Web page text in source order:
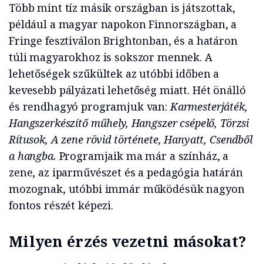
Több mint tíz másik országban is játszottak,
például a magyar napokon Finnországban, a
Fringe fesztiválon Brightonban, és a határon
túli magyarokhoz is sokszor mennek. A
lehetőségek szűkültek az utóbbi időben a
kevesebb pályázati lehetőség miatt. Hét önálló
és rendhagyó programjuk van: Karmesterjáték,
Hangszerkészítő műhely, Hangszer csépelő, Törzsi
Rítusok, A zene rövid története, Hanyatt, Csendből
a hangba. Programjaik ma már a színház, a
zene, az iparművészet és a pedagógia határán
mozognak, utóbbi immár működésük nagyon
fontos részét képezi.
Milyen érzés vezetni másokat?